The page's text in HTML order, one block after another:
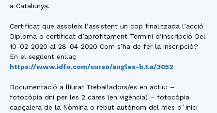
a Catalunya.
Certificat que assoleix l’assistent un cop finalitzada l’acció
Diploma o certificat d’aprofitament Termini d’inscripció Del
10-02-2020 al 28-04-2020 Com s’ha de fer la inscripció?
En el següent enllaç
https://www.idfo.com/curso/angles-b.1.a/3052
Documentació a lliurar Treballadors/es en actiu: –
fotocòpia dni per les 2 cares (en vigència) – fotocòpia
capçalera de la Nòmina o rebut autònom del mes d´inici